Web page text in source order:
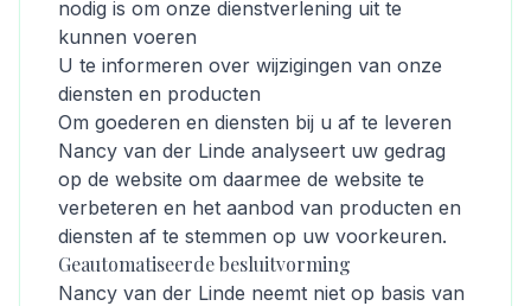
nodig is om onze dienstverlening uit te
kunnen voeren
U te informeren over wijzigingen van onze
diensten en producten
Om goederen en diensten bij u af te leveren
Nancy van der Linde analyseert uw gedrag
op de website om daarmee de website te
verbeteren en het aanbod van producten en
diensten af te stemmen op uw voorkeuren.
Geautomatiseerde besluitvorming
Nancy van der Linde neemt niet op basis van